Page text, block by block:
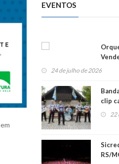
EVENTOS
24 de julho de 2026
clip
22
RS/